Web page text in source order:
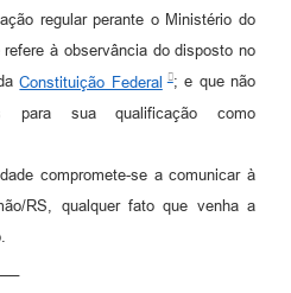
regular perante o Ministério do
à observância do disposto no
Constituição Federal
; e que não
para sua qualificação como
compromete-se a comunicar à
RS, qualquer fato que venha a